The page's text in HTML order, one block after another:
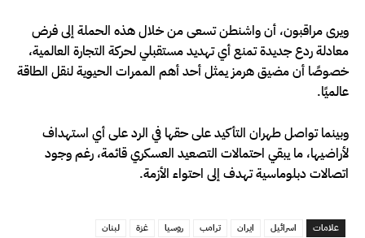
ويرى مراقبون، أن واشنطن تسعى من خلال هذه الحملة إلى فرض
معادلة ردع جديدة تمنع أي تهديد مستقبلي لحركة التجارة العالمية،
خصوصًا أن مضيق هرمز يمثل أحد أهم الممرات الحيوية لنقل الطاقة
عالميًا.
وبينما تواصل طهران التأكيد على حقها في الرد على أي استهداف
لأراضيها، ما يبقي احتمالات التصعيد العسكري قائمة، رغم وجود
اتصالات دبلوماسية تهدف إلى احتواء الأزمة.
علامات اسرائيل ايران ترامب روسيا غزة لبنان